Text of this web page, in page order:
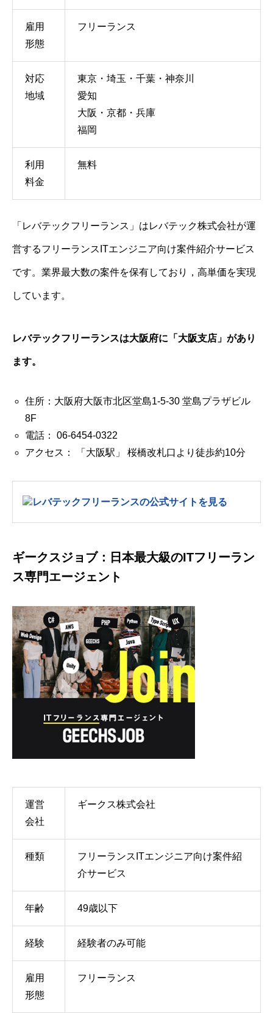
雇用
形態
フリーランス
対応
地域
東京・埼玉・千葉・神奈川
愛知
大阪・京都・兵庫
福岡
利用
料金
無料
「レバテックフリーランス」はレバテック株式会社が運
営するフリーランスITエンジニア向け案件紹介サービス
です。業界最大数の案件を保有しており，高単価を実現
しています。
レバテックフリーランスは大阪府に「大阪支店」があり
ます。
住所：大阪府大阪市北区堂島1-5-30 堂島プラザビル
8F
電話： 06-6454-0322
アクセス： 「大阪駅」 桜橋改札口より徒歩約10分
レバテックフリーランスの公式サイトを見る
ギークスジョブ：日本最大級のITフリーラン
ス専門エージェント
運営
会社
ギークス株式会社
種類
フリーランスITエンジニア向け案件紹
介サービス
年齢 49歳以下
経験 経験者のみ可能
雇用
形態
フリーランス